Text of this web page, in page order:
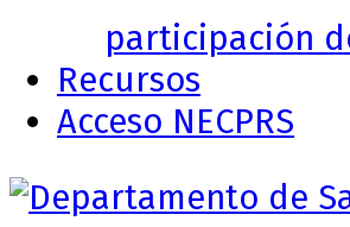
participación
Recursos
Acceso NECPRS